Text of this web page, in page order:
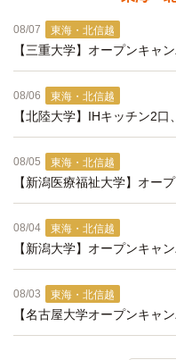
08/07 東海・北信越
08/06 東海・北信越
08/05 東海・北信越
08/04 東海・北信越
08/03 東海・北信越